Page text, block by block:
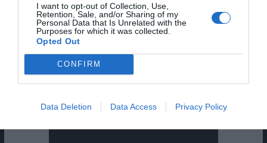
I want to opt-out of Collection, Use,
Retention, Sale, and/or Sharing of my
Personal Data that Is Unrelated with the
Purposes for which it was collected.
Opted Out
CONFIRM
Data Deletion Data Access Privacy Policy